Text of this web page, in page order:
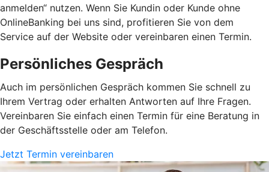
anmelden“ nutzen. Wenn Sie Kundin oder Kunde ohne
OnlineBanking bei uns sind, profitieren Sie von dem
Service auf der Website oder vereinbaren einen Termin.
Persönliches Gespräch
Auch im persönlichen Gespräch kommen Sie schnell zu
Ihrem Vertrag oder erhalten Antworten auf Ihre Fragen.
Vereinbaren Sie einfach einen Termin für eine Beratung in
der Geschäftsstelle oder am Telefon.
Jetzt Termin vereinbaren